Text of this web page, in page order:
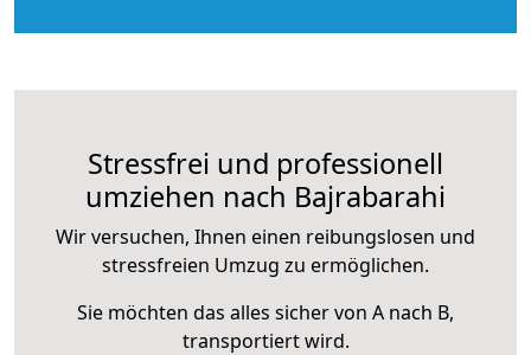
Stressfrei und professionell
umziehen nach Bajrabarahi
Wir versuchen, Ihnen einen reibungslosen und
stressfreien Umzug zu ermöglichen.
Sie möchten das alles sicher von A nach B,
transportiert wird.